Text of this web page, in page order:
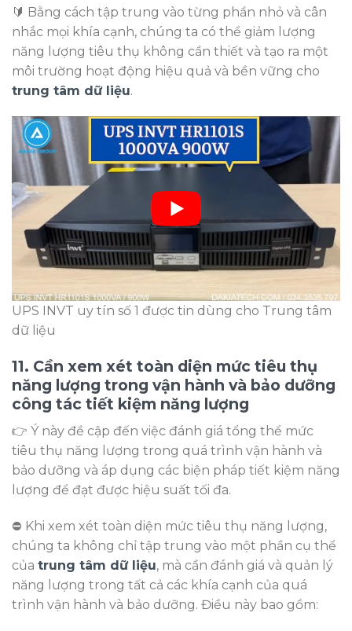
🔰 Bằng cách tập trung vào từng phần nhỏ và cân
nhắc mọi khía cạnh, chúng ta có thể giảm lượng
năng lượng tiêu thụ không cần thiết và tạo ra một
môi trường hoạt động hiệu quả và bền vững cho
trung tâm dữ liệu.
UPS INVT uy tín số 1 được tin dùng cho Trung tâm
dữ liệu
11. Cần xem xét toàn diện mức tiêu thụ
năng lượng trong vận hành và bảo dưỡng
công tác tiết kiệm năng lượng
👉 Ý này đề cập đến việc đánh giá tổng thể mức
tiêu thụ năng lượng trong quá trình vận hành và
bảo dưỡng và áp dụng các biện pháp tiết kiệm năng
lượng để đạt được hiệu suất tối đa.
⛔ Khi xem xét toàn diện mức tiêu thụ năng lượng,
chúng ta không chỉ tập trung vào một phần cụ thể
của trung tâm dữ liệu, mà cần đánh giá và quản lý
năng lượng trong tất cả các khía cạnh của quá
trình vận hành và bảo dưỡng. Điều này bao gồm: